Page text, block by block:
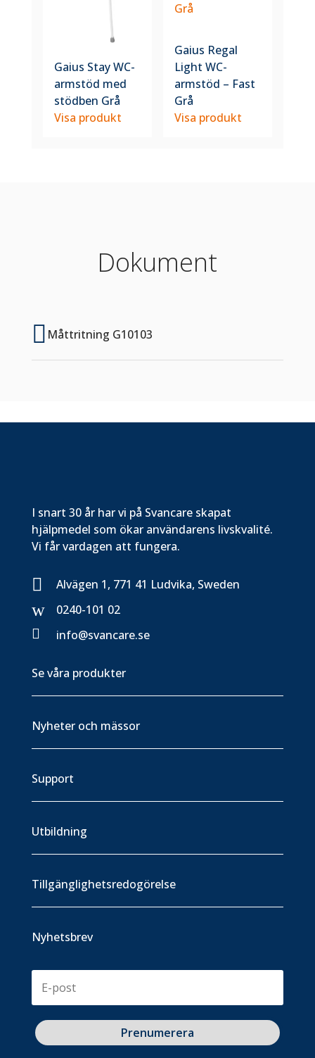
Gaius Stay WC-
armstöd med
stödben Grå
Visa produkt
Gaius Regal
Light WC-
armstöd – Fast
Grå
Visa produkt
Dokument
 Måttritning G10103
I snart 30 år har vi på Svancare skapat
hjälpmedel som ökar användarens livskvalité.
Vi får vardagen att fungera.
 Alvägen 1, 771 41 Ludvika, Sweden
w
0240-101 02

info@svancare.se
Se våra produkter
Nyheter och mässor
Support
Utbildning
Tillgänglighetsredogörelse
Nyhetsbrev
Prenumerera